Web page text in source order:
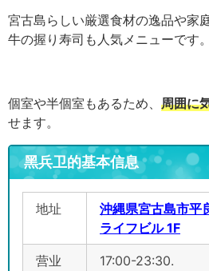
宮古島らしい厳選食材の逸品や家
牛の握り寿司も人気メニューです。
個室や半個室もあるため、 周囲に
せます。
黑兵卫的基本信息
地址
沖縄県宮古島市平
ライフビル 1F
营业
17:00-23:30.